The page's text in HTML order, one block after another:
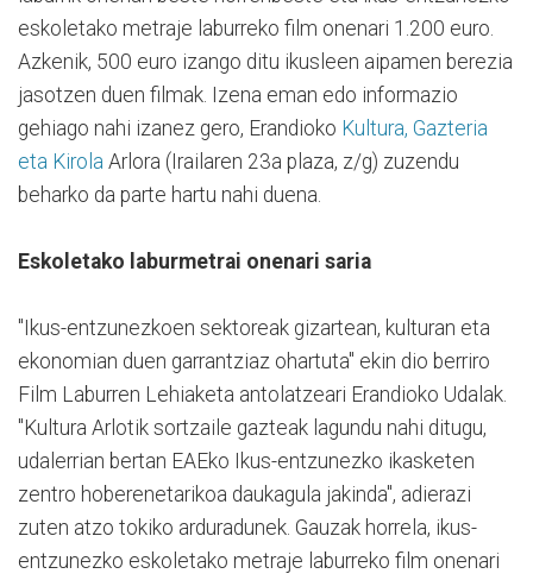
eskoletako metraje laburreko film onenari 1.200 euro.
Azkenik, 500 euro izango ditu ikusleen aipamen berezia
jasotzen duen filmak. Izena eman edo informazio
gehiago nahi izanez gero, Erandioko Kultura, Gazteria
eta Kirola Arlora (Irailaren 23a plaza, z/g) zuzendu
beharko da parte hartu nahi duena.
Eskoletako laburmetrai onenari saria
"Ikus-entzunezkoen sektoreak gizartean, kulturan eta
ekonomian duen garrantziaz ohartuta" ekin dio berriro
Film Laburren Lehiaketa antolatzeari Erandioko Udalak.
"Kultura Arlotik sortzaile gazteak lagundu nahi ditugu,
udalerrian bertan EAEko Ikus-entzunezko ikasketen
zentro hoberenetarikoa daukagula jakinda", adierazi
zuten atzo tokiko arduradunek. Gauzak horrela, ikus-
entzunezko eskoletako metraje laburreko film onenari